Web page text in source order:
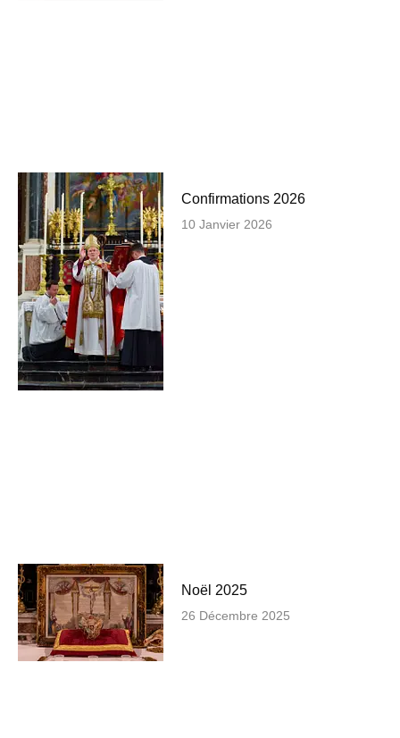
Confirmations 2026
10 Janvier 2026
Noël 2025
26 Décembre 2025